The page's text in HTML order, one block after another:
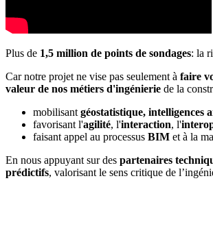
Plus de 1,5 million de points de sondages: la
Car notre projet ne vise pas seulement à faire
valeur de nos métiers d'ingénierie de la
mobilisant géostatistique, intelligences
favorisant l'agilité, l'interaction, l'
faisant appel au processus BIM et à la
En nous appuyant sur des partenaires
prédictifs, valorisant le sens critique de